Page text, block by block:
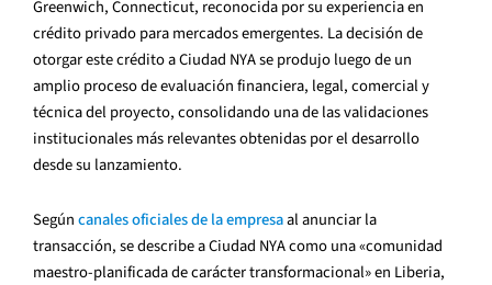
Greenwich, Connecticut, reconocida por su experiencia en
crédito privado para mercados emergentes. La decisión de
otorgar este crédito a Ciudad NYA se produjo luego de un
amplio proceso de evaluación financiera, legal, comercial y
técnica del proyecto, consolidando una de las validaciones
institucionales más relevantes obtenidas por el desarrollo
desde su lanzamiento.
Segúncanales oficiales de la empresaal anunciar la
transacción, se describe a Ciudad NYA como una «comunidad
maestro-planificada de carácter transformacional» en Liberia,